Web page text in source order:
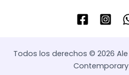
Todos los derechos © 2026
Contemporary